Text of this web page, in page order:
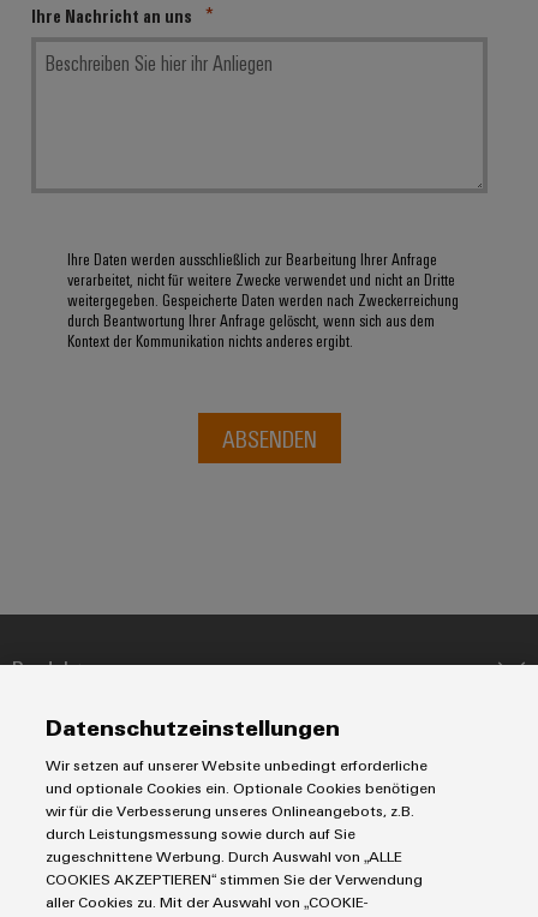
Ihre Nachricht an uns
Ihre Daten werden ausschließlich zur Bearbeitung Ihrer Anfrage
verarbeitet, nicht für weitere Zwecke verwendet und nicht an Dritte
weitergegeben. Gespeicherte Daten werden nach Zweckerreichung
durch Beantwortung Ihrer Anfrage gelöscht, wenn sich aus dem
Kontext der Kommunikation nichts anderes ergibt.
ABSENDEN
Produkte
Leiterplattensteckverbinder & Leiterplattenklemmen
Blitz- und Überspannungsschutz
Steuerungen
Engineering- und Visualisierungstools
Werkzeuge
Lösungen
Automatisierung
Energiemanagement-Lösungen
Industrial-IoT-Lösungen
E-Mobility
Service
Bestückte Klemmenleisten
Modifizierte und bestückte Gehäuse
Märkte
Datenschutzeinstellungen
Wir setzen auf unserer Website unbedingt erforderliche
und optionale Cookies ein. Optionale Cookies benötigen
wir für die Verbesserung unseres Onlineangebots, z.B.
durch Leistungsmessung sowie durch auf Sie
zugeschnittene Werbung. Durch Auswahl von „ALLE
COOKIES AKZEPTIEREN“ stimmen Sie der Verwendung
aller Cookies zu. Mit der Auswahl von „COOKIE-